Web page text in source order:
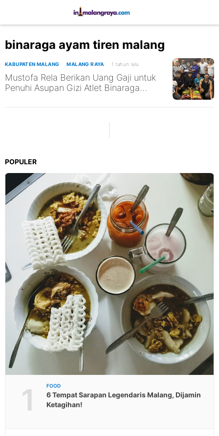
binaraga ayam tiren malang
KABUPATEN MALANG MALANG RAYA 1 tahun lalu
Mustofa Rela Berikan Uang Gaji untuk
Penuhi Asupan Gizi Atlet Binaraga
POPULER
1 FOOD
6 Tempat Sarapan Legendaris Malang, Dijamin
Ketagihan!